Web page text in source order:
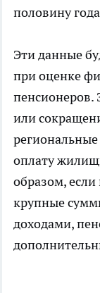
половину
Эти данные
при оценке
пенсионеров.
или
оплату
образом,
крупные
доходами,